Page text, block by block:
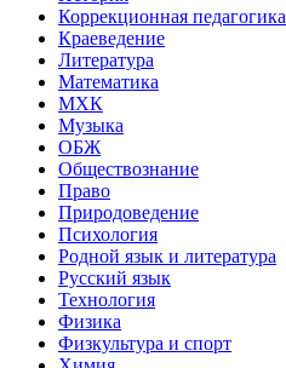
Коррекционная педагогика
Краеведение
Литература
Математика
МХК
Музыка
ОБЖ
Обществознание
Право
Природоведение
Психология
Родной язык и литература
Русский язык
Технология
Физика
Физкультура и спорт